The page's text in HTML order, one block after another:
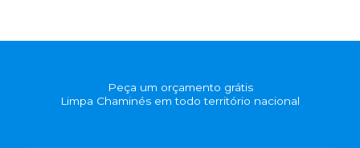
Peça um orçamento grátis
Limpa Chaminés em todo território nacional